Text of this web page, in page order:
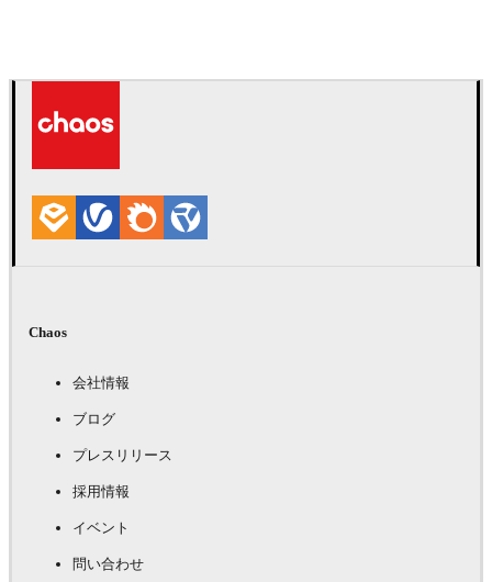
Chaos
会社情報
ブログ
プレスリリース
採用情報
イベント
問い合わせ